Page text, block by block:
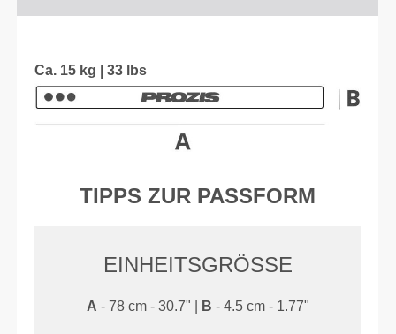
Ca. 15 kg | 33 lbs
TIPPS ZUR PASSFORM
EINHEITSGRÖSSE
A - 78 cm - 30.7" | B - 4.5 cm - 1.77"